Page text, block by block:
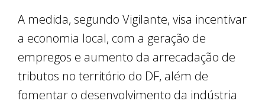
A medida, segundo Vigilante, visa incentivar
a economia local, com a geração de
empregos e aumento da arrecadação de
tributos no território do DF, além de
fomentar o desenvolvimento da indústria